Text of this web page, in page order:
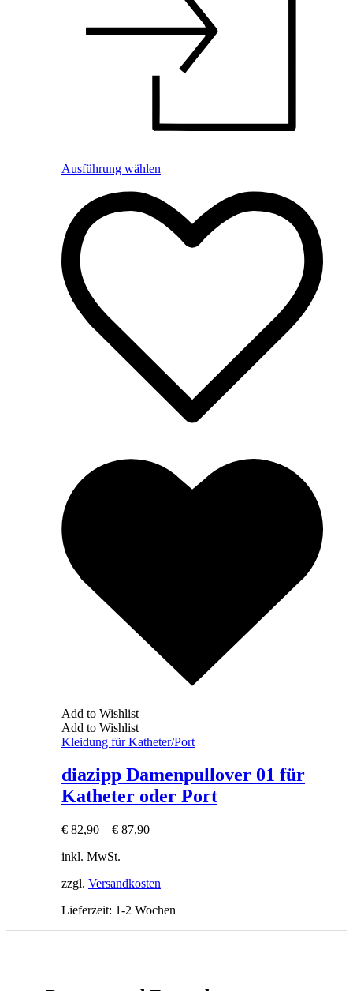
Ausführung wählen
Add to Wishlist
Add to Wishlist
Kleidung für Katheter/Port
diazipp Damenpullover 01 für
Katheter oder Port
€ 82,90 – € 87,90
inkl. MwSt.
zzgl. Versandkosten
Lieferzeit: 1-2 Wochen